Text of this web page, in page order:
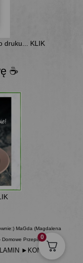
druku... KLIK
☕
MaGda (Magdalena
Przepisy
► KONTAKT
0